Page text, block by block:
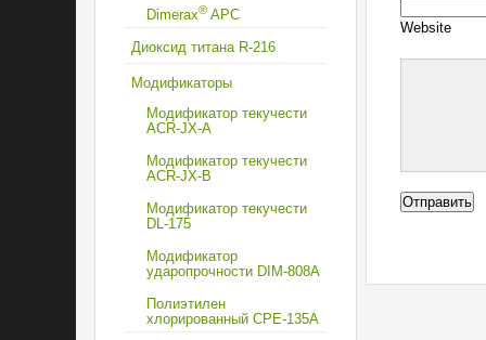
Dimerax®APC
Диоксид титана R-216
Модификаторы
Модификатор текучести
ACR-JX-A
Модификатор текучести
ACR-JX-B
Модификатор текучести
DL-175
Модификатор
ударопрочности DIM-808А
Полиэтилен
хлорированный CPE-135А
Website
Отправить